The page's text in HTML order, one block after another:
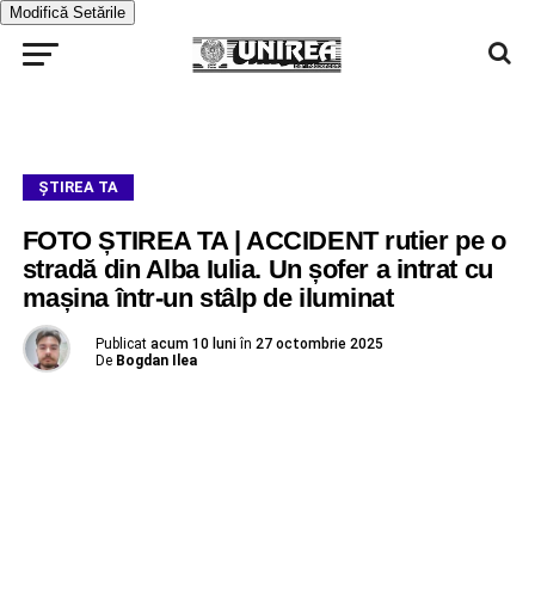
Modifică Setările
ŞTIREA TA
FOTO ȘTIREA TA | ACCIDENT rutier pe o
stradă din Alba Iulia. Un șofer a intrat cu
mașina într-un stâlp de iluminat
Publicat acum 10 luni în 27 octombrie 2025
De Bogdan Ilea